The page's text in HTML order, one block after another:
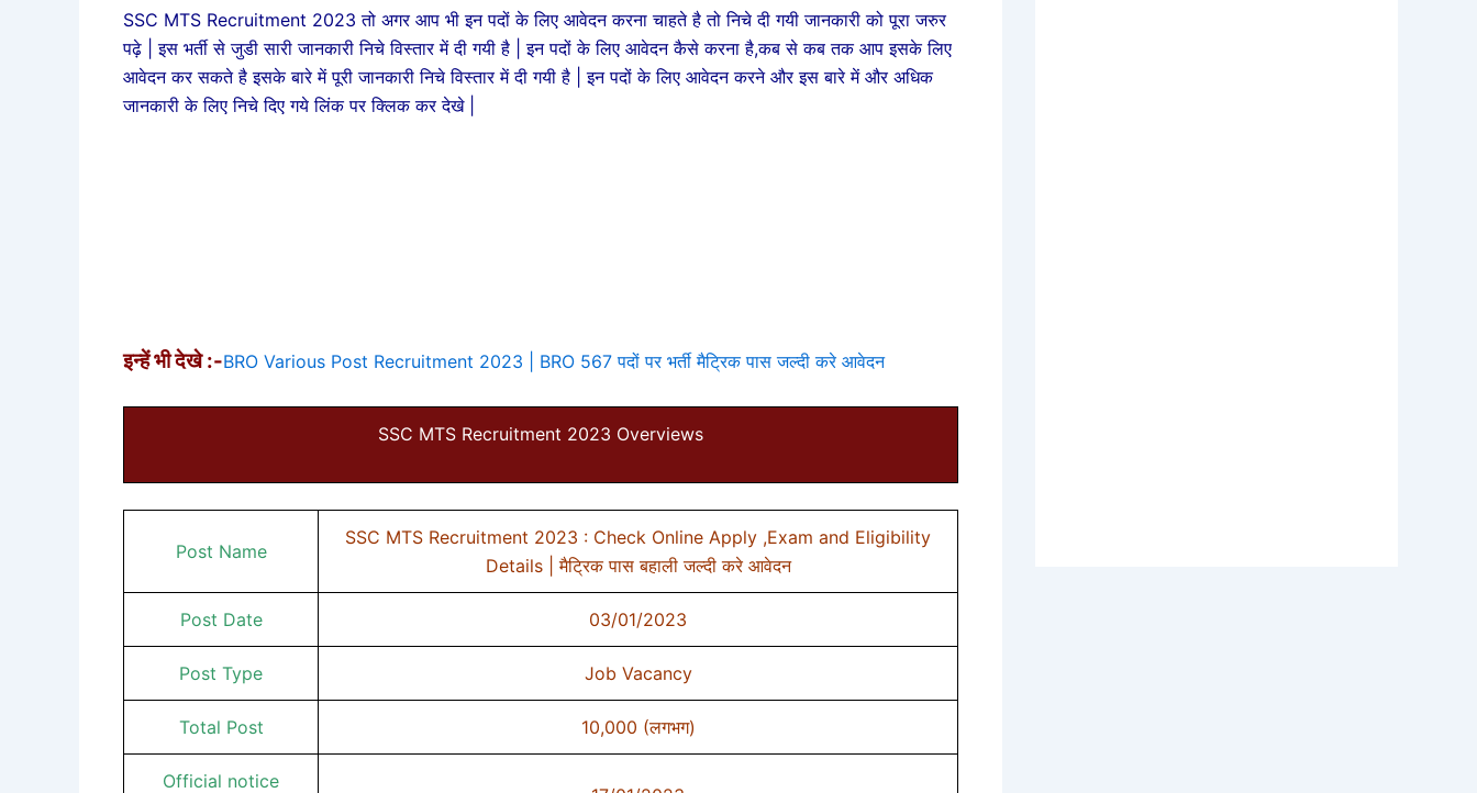
SSC MTS Recruitment 2023 तो अगर आप भी इन पदों के लिए आवेदन करना चाहते है तो निचे दी गयी जानकारी को पूरा जरुर
पढ़े | इस भर्ती से जुडी सारी जानकारी निचे विस्तार में दी गयी है | इन पदों के लिए आवेदन कैसे करना है,कब से कब तक आप इसके लिए
आवेदन कर सकते है इसके बारे में पूरी जानकारी निचे विस्तार में दी गयी है | इन पदों के लिए आवेदन करने और इस बारे में और अधिक
जानकारी के लिए निचे दिए गये लिंक पर क्लिक कर देखे |
इन्हें भी देखे :-BRO Various Post Recruitment 2023 | BRO 567 पदों पर भर्ती मैट्रिक पास जल्दी करे आवेदन
SSC MTS Recruitment 2023 Overviews
Post Name
SSC MTS Recruitment 2023 : Check Online Apply ,Exam and Eligibility
Details | मैट्रिक पास बहाली जल्दी करे आवेदन
Post Date 03/01/2023
Post Type Job Vacancy
Total Post 10,000 (लगभग)
Official notice